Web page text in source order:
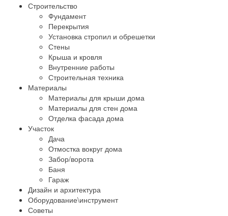
Строительство
Фундамент
Перекрытия
Установка стропил и обрешетки
Стены
Крыша и кровля
Внутренние работы
Строительная техника
Материалы
Материалы для крыши дома
Материалы для стен дома
Отделка фасада дома
Участок
Дача
Отмостка вокруг дома
Забор/ворота
Баня
Гараж
Дизайн и архитектура
Оборудование\инструмент
Советы